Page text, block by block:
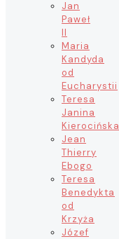
Jan
Paweł
II
Maria
Kandyda
od
Eucharystii
Teresa
Janina
Kierocińska
Jean
Thierry
Ebogo
Teresa
Benedykta
od
Krzyża
Józef